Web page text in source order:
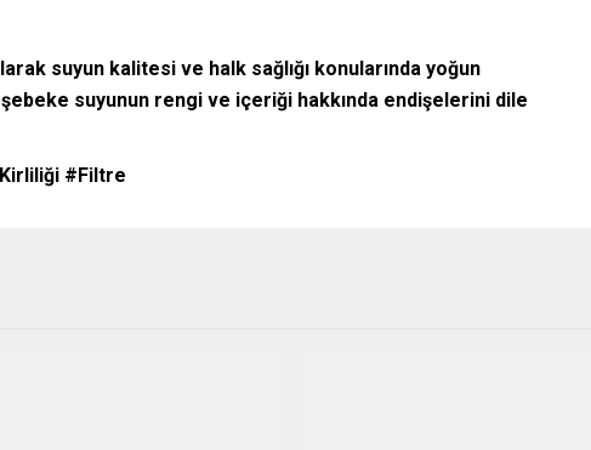
suyun kalitesi ve halk sağlığı konularında yoğun
suyunun rengi ve içeriği hakkında endişelerini dile
#Filtre